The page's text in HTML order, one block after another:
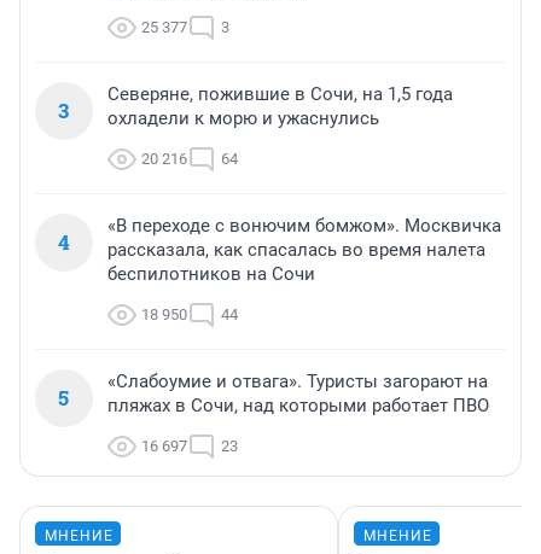
25 377 3
3
Северяне, пожившие в Сочи, на 1,5 года
охладели к морю и ужаснулись
20 216 64
4
«В переходе с вонючим бомжом». Москвичка
рассказала, как спасалась во время налета
беспилотников на Сочи
18 950 44
5
«Слабоумие и отвага». Туристы загорают на
пляжах в Сочи, над которыми работает ПВО
16 697 23
МНЕНИЕ МНЕНИЕ